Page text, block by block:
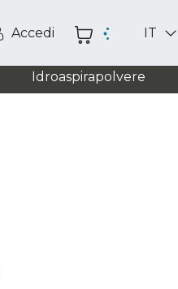
Accedi IT
Idroaspirapolvere